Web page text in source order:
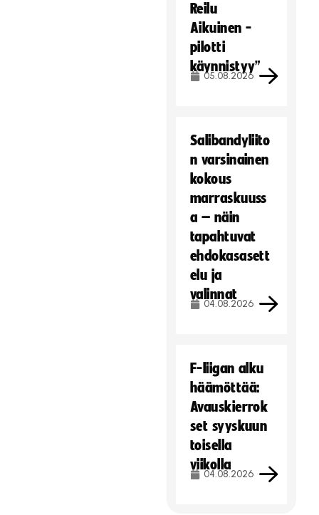
Reilu
Aikuinen -
pilotti
käynnistyy”
05.08.2026
Salibandyliito
n varsinainen
kokous
marraskuuss
a – näin
tapahtuvat
ehdokasasett
elu ja
valinnat
04.08.2026
F-liigan alku
häämöttää:
Avauskierrok
set syyskuun
toisella
viikolla
04.08.2026